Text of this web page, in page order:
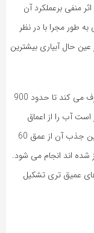
منفی برعملکرد آن
طور مجرا با در نظر
حال آبیاری بیشترین
بطور کلی نخود بین 110 تا 240 میلی لیتر آب مصرف می کند تا حدود 900
است آب را از اعماق
بیشتر از 150 سانتی متر خاک جذب کند. اما بیشترین جذب آن از عمق 60
شده اند انجام می شود.
عمیق تری تشکیل